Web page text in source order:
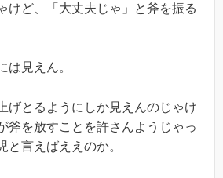
けど、「大丈夫じゃ」と斧を振る
は見えん。
げとるようにしか見えんのじゃけ
斧を放すことを許さんようじゃっ
と言えばええのか。